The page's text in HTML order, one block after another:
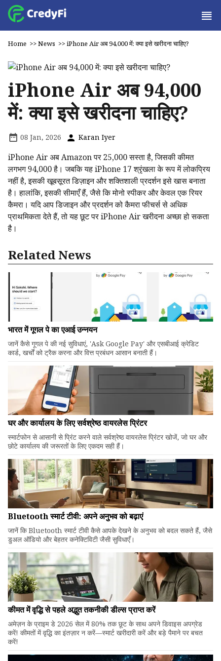
Home >>News >>iPhone Air अब ₹94,000 में: क्या इसे खरीदना चाहिए?
iPhone Air अब ₹94,000
में: क्या इसे खरीदना चाहिए?
08 Jan, 2026 Karan Iyer
iPhone Air अब Amazon पर ₹25,000 सस्ता है, जिसकी कीमत
लगभग ₹94,000 है। जबकि यह iPhone 17 श्रृंखला के रूप में लोकप्रिय
नहीं है, इसकी खूबसूरत डिज़ाइन और शक्तिशाली प्रदर्शन इसे खास बनाता
है। हालांकि, इसकी सीमाएँ हैं, जैसे कि मोनो स्पीकर और केवल एक रियर
कैमरा। यदि आप डिजाइन और प्रदर्शन को कैमरा फीचर्स से अधिक
प्राथमिकता देते हैं, तो यह छूट पर iPhone Air खरीदना अच्छा हो सकता
है।
Related News
भारत में गूगल पे का एआई उन्नयन
जानें कैसे गूगल पे की नई सुविधाएं, 'Ask Google Pay' और एसबीआई क्रेडिट
कार्ड, खर्चों को ट्रैक करना और वित्त प्रबंधन आसान बनाती हैं।
घर और कार्यालय के लिए सर्वश्रेष्ठ वायरलेस प्रिंटर
स्मार्टफोन से आसानी से प्रिंट करने वाले सर्वश्रेष्ठ वायरलेस प्रिंटर खोजें, जो घर और
छोटे कार्यालय की जरूरतों के लिए एकदम सही हैं।
Bluetooth स्मार्ट टीवी: अपने अनुभव को बढ़ाएं
जानें कि Bluetooth स्मार्ट टीवी कैसे आपके देखने के अनुभव को बदल सकते हैं, जैसे
डुअल ऑडियो और बेहतर कनेक्टिविटी जैसी सुविधाएँ।
कीमत में वृद्धि से पहले अद्भुत तकनीकी डील्स प्राप्त करें
अमेज़न के प्राइम डे 2026 सेल में 80% तक छूट के साथ अपने डिवाइस अपग्रेड
करें! कीमतों में वृद्धि का इंतज़ार न करें—स्मार्ट खरीदारी करें और बड़े पैमाने पर बचत
करें!